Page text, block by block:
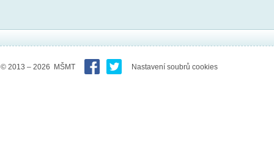
© 2013 – 2026 MŠMT Nastavení soubrů cookies